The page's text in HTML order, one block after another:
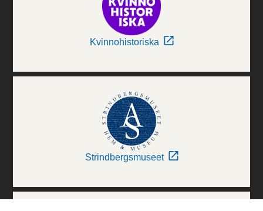
Kvinnohistoriska
Strindbergsmuseet